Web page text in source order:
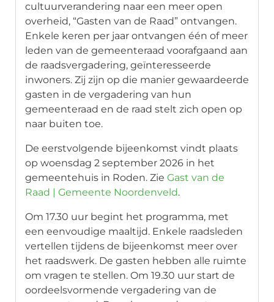
cultuurverandering naar een meer open
overheid, “Gasten van de Raad” ontvangen.
Enkele keren per jaar ontvangen één of meer
leden van de gemeenteraad voorafgaand aan
de raadsvergadering, geïnteresseerde
inwoners. Zij zijn op die manier gewaardeerde
gasten in de vergadering van hun
gemeenteraad en de raad stelt zich open op
naar buiten toe.
De eerstvolgende bijeenkomst vindt plaats
op woensdag 2 september 2026 in het
gemeentehuis in Roden. Zie Gast van de
Raad | Gemeente Noordenveld.
Om 17.30 uur begint het programma, met
een eenvoudige maaltijd. Enkele raadsleden
vertellen tijdens de bijeenkomst meer over
het raadswerk. De gasten hebben alle ruimte
om vragen te stellen. Om 19.30 uur start de
oordeelsvormende vergadering van de